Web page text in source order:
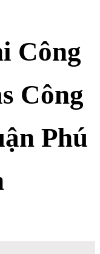
Công
Công
Phú